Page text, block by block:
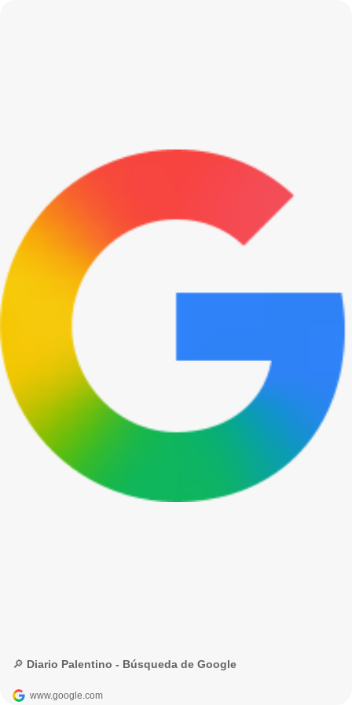
🔎 Diario Palentino - Búsqueda de Google
www.google.com